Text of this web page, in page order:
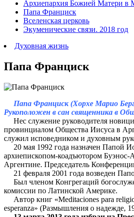
Архиепархия Божией Матери в
Папа Франциск
Вселенская церковь
Экуменические связи. 2018 год
Духовная жизнь
Папа Франциск
Папа Франциск (Хорхе Марио
Рукоположен в сан священника в
Нес служение руководителя
провинциалом Общества Иисуса в
служил исповедником и духовным
20 мая 1992 года назначен Папой
архиепископом-коадъютором Буэнос-
Аргентине. Председатель
21 февраля 2001 года возведен
Был членом Конгрегаций
комиссии по Латинской Америке.
Автор книг «Meditaciones para
esperanza» (Размышления о надежде,